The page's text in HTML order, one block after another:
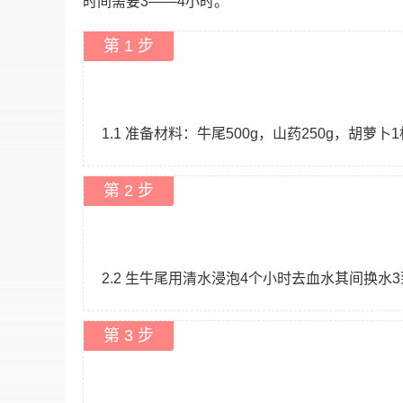
第 1 步
1.1 准备材料：牛尾500g，山药250g，胡萝卜1
第 2 步
2.2 生牛尾用清水浸泡4个小时去血水其间换水3
第 3 步